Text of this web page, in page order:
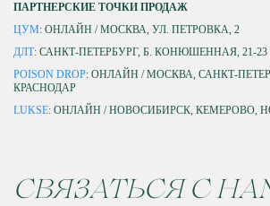
ПАРТНЕРСКИЕ ТОЧКИ ПРОДАЖ
ЦУМ: ОНЛАЙН / МОСКВА, УЛ. ПЕТРОВКА, 2
ДЛТ: САНКТ-ПЕТЕРБУРГ, Б. КОНЮШЕННАЯ, 21-23
POISON DROP: ОНЛАЙН / МОСКВА, САНКТ-
КРАСНОДАР
LUKSE: ОНЛАЙН / НОВОСИБИРСК, КЕМЕРОВО,
СВЯЗАТЬСЯ С